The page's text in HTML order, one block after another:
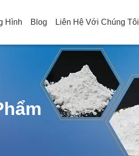
Hình Blog Liên Hệ Với Chúng Tôi